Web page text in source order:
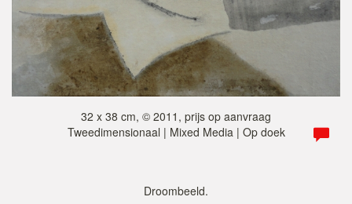
32 x 38 cm, © 2011, prijs op aanvraag
Tweedimensionaal | Mixed Media | Op doek
Droombeeld.